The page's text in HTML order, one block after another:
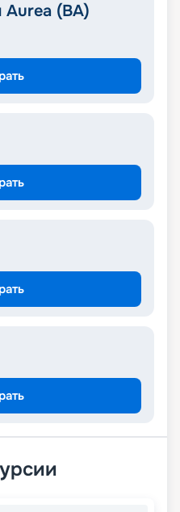
(BA)